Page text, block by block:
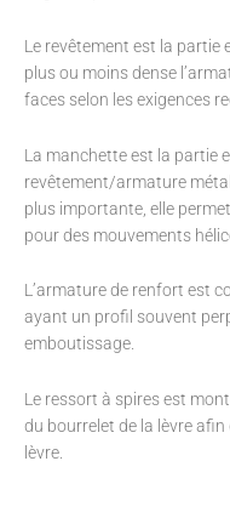
Le revêtement est la partie
plus ou moins dense
faces selon les exigences
La manchette est la partie
revêtement/armature
plus importante, elle
pour des mouvements
L’armature de renfort est
ayant un profil souvent
emboutissage.
Le ressort à spires est
du bourrelet de la lèvre
lèvre.